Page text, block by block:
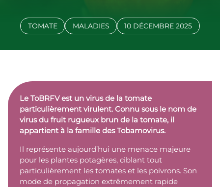
TOMATE MALADIES 10 DÉCEMBRE 2025
Le ToBRFV est un virus de la tomate
particulièrement virulent. Connu sous le nom de
virus du fruit rugueux brun de la tomate, il
appartient à la famille des Tobamovirus.
Il représente aujourd’hui une menace majeure
pour les plantes potagères, ciblant tout
particulièrement les tomates et les poivrons. Son
mode de propagation extrêmement rapide